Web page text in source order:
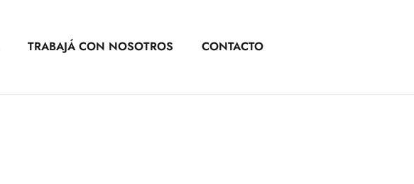
TRABAJÁ CON NOSOTROS CONTACTO